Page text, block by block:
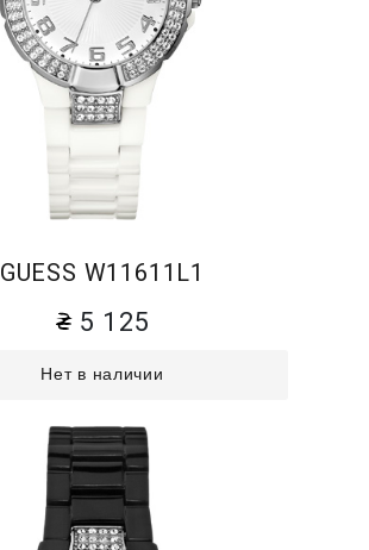
GUESS W11611L1
5 125
Нет в наличии